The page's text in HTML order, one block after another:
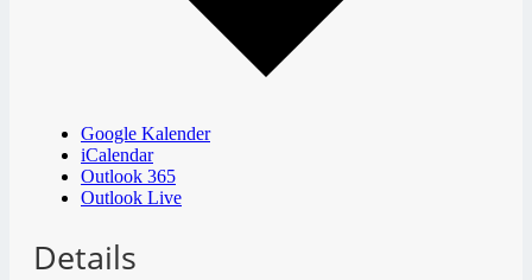
Google Kalender
iCalendar
Outlook 365
Outlook Live
Details